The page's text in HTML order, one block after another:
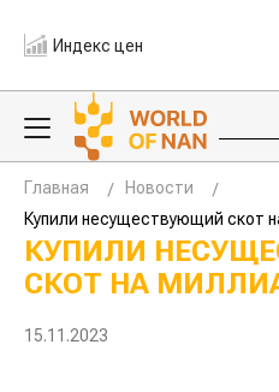
Индекс цен
Главная
Новости
Купили несуществующий скот
КУПИЛИ
СКОТ НА
15.11.2023